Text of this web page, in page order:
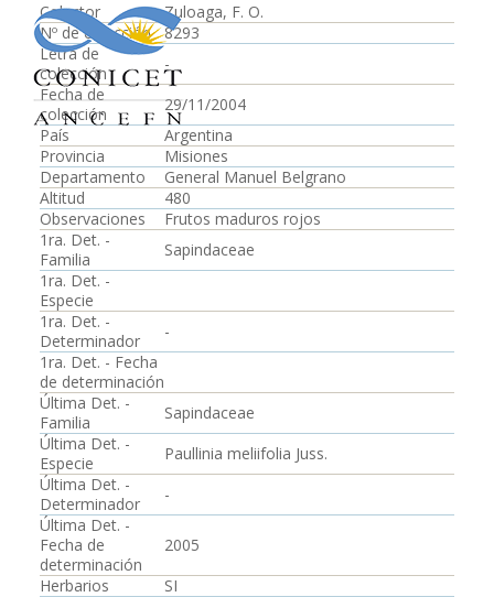
Colector
Zuloaga, F. O.
Nº de colección
8293
Letra de
colección
-
Fecha de
colección
29/11/2004
País
Argentina
Provincia
Misiones
Departamento
General Manuel Belgrano
Altitud
480
Observaciones
Frutos maduros rojos
1ra. Det. -
Familia
Sapindaceae
1ra. Det. -
Especie
1ra. Det. -
Determinador
-
1ra. Det. - Fecha
de determinación
Última Det. -
Familia
Sapindaceae
Última Det. -
Especie
Paullinia meliifolia Juss.
Última Det. -
Determinador
-
Última Det. -
Fecha de
determinación
2005
Herbarios
SI